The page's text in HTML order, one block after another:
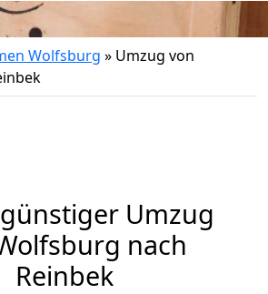
Wolfsburg » Umzug von
Umzug
nach
Reinbek